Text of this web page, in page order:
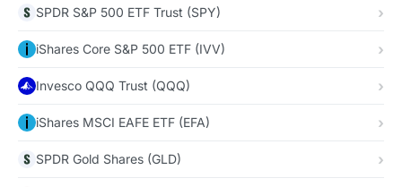
SPDR S&P 500 ETF Trust (SPY)
iShares Core S&P 500 ETF (IVV)
Invesco QQQ Trust (QQQ)
iShares MSCI EAFE ETF (EFA)
SPDR Gold Shares (GLD)